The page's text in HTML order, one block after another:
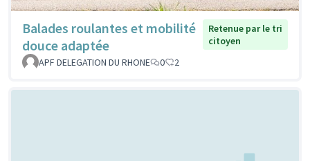
Balades roulantes et mobilité
douce adaptée
Retenue par le tri
citoyen
APF DELEGATION DU RHONE
0 2